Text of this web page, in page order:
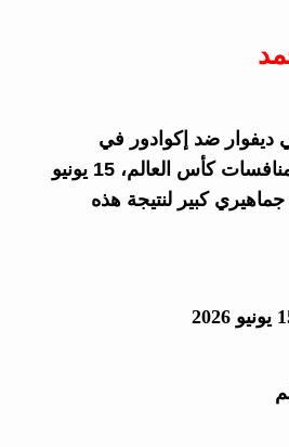
ديفوار ضد إكوادور في
مباراة قوية ضمن منافسات كأس العالم، 15 يونيو
جماهيري كبير لنتيجة هذه